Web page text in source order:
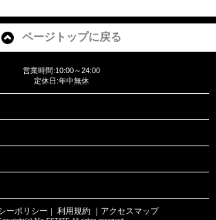
ページトップに戻る
営業時間:10:00～24:00
定休日:年中無休
ーポリシー ｜ 利用規約 ｜アクセスマップ